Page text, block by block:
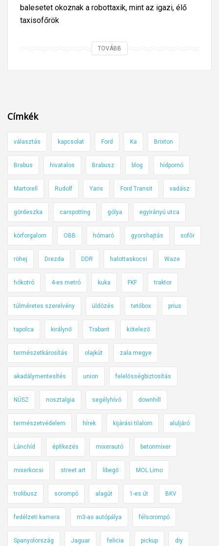
balesetet okoznak a robottaxik, mint az igazi, élő
taxisofőrök
TOVÁBB
v
b
l
e
s
t
o
k
o
z
a
k
a
r
o
b
o
a
k
m
n
a
Címkék
választás kapcsolat Ford Ka Brixton
Brabus hivatalos Brabusz blog hídpornó
Martorell Rudolf Yaris Ford Transit vadász
gördeszka carspotting gólya egyirányú utca
körforgalom OBB hómaró gyorshajtás sofőr
röhej Drezda DDR halottaskocsi Waze
hókotró 4-es metró kuka FKF traktor
túlméretes szerelvény üldözés tetőbox prius
tapolca királynő Trabant kötelező
természetkárosítás olajkút zala megye
akadálymentesítés union felelősségbiztosítás
NÚSZ nosztalgia segélyhívó downhill
természetvédelem hírek kijárási tilalom aluljáró
Lánchíd építkezés mixerautó betonmixer
mixerkocsi street art libegő MOL Limo
trolibusz sorompó alagút 1-es út BKV
fedélzeti kamera m3-as autópálya félsorompó
Spanyolország Jaguar felicia pickup diy